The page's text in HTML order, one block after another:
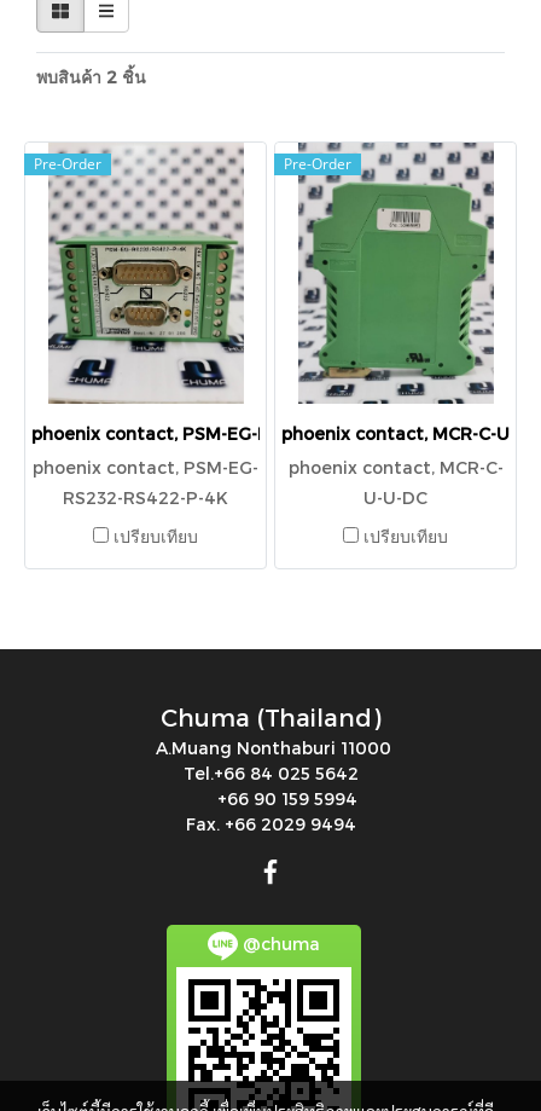
พบสินค้า 2 ชิ้น
Pre-Order
phoenix contact, PSM-EG-RS232-RS422-P-4K
phoenix contact, PSM-EG-
RS232-RS422-P-4K
เปรียบเทียบ
Pre-Order
phoenix contact, MCR-C-U-U-
phoenix contact, MCR-C-
U-U-DC
เปรียบเทียบ
Chuma (Thailand)
A.Muang Nonthaburi 11000
Tel.+66 84 025 5642
+66 90 159 5994
Fax. +66 2029 9494
@chuma